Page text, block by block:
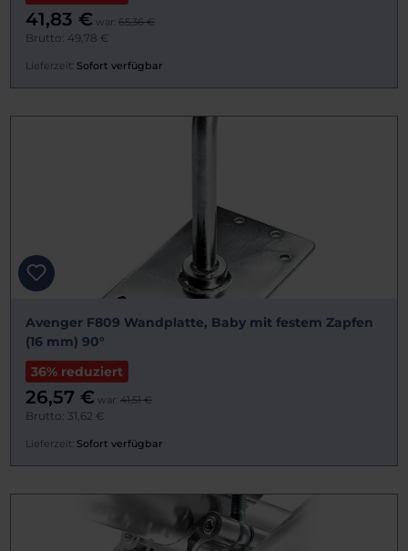
41,83 € war: 65,36 €
Brutto: 49,78 €
Lieferzeit: Sofort verfügbar
Avenger F809 Wandplatte, Baby mit festem Zapfen
(16 mm) 90°
36% reduziert
26,57 € war: 41,51 €
Brutto: 31,62 €
Lieferzeit: Sofort verfügbar